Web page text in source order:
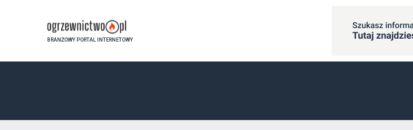
BRANŻOWY PORTAL INTERNETOWY